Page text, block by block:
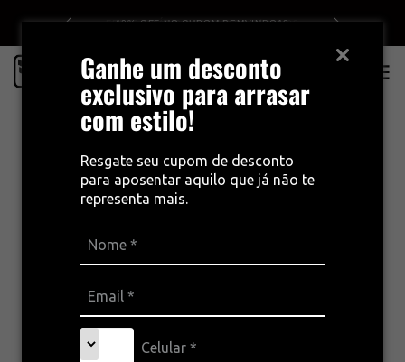
Ganhe um desconto
exclusivo para arrasar
com estilo!
Resgate seu cupom de desconto
para aposentar aquilo que já não te
representa mais.
10% OFF NO CUPOM BEMVINDO10